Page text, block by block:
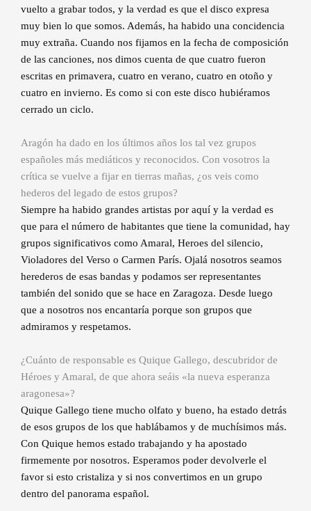
vuelto a grabar todos, y la verdad es que el disco expresa
muy bien lo que somos. Además, ha habido una concidencia
muy extraña. Cuando nos fijamos en la fecha de composición
de las canciones, nos dimos cuenta de que cuatro fueron
escritas en primavera, cuatro en verano, cuatro en otoño y
cuatro en invierno. Es como si con este disco hubiéramos
cerrado un ciclo.
Aragón ha dado en los últimos años los tal vez grupos
españoles más mediáticos y reconocidos. Con vosotros la
crítica se vuelve a fijar en tierras mañas, ¿os veis como
hederos del legado de estos grupos?
Siempre ha habido grandes artistas por aquí y la verdad es
que para el número de habitantes que tiene la comunidad, hay
grupos significativos como Amaral, Heroes del silencio,
Violadores del Verso o Carmen París. Ojalá nosotros seamos
herederos de esas bandas y podamos ser representantes
también del sonido que se hace en Zaragoza. Desde luego
que a nosotros nos encantaría porque son grupos que
admiramos y respetamos.
¿Cuánto de responsable es Quique Gallego, descubridor de
Héroes y Amaral, de que ahora seáis «la nueva esperanza
aragonesa»?
Quique Gallego tiene mucho olfato y bueno, ha estado detrás
de esos grupos de los que hablábamos y de muchísimos más.
Con Quique hemos estado trabajando y ha apostado
firmemente por nosotros. Esperamos poder devolverle el
favor si esto cristaliza y si nos convertimos en un grupo
dentro del panorama español.